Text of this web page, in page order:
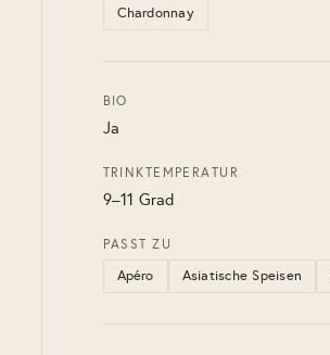
Chardonnay
BIO
Ja
TRINKTEMPERATUR
9–11 Grad
PASST ZU
Apéro Asiatische Speisen